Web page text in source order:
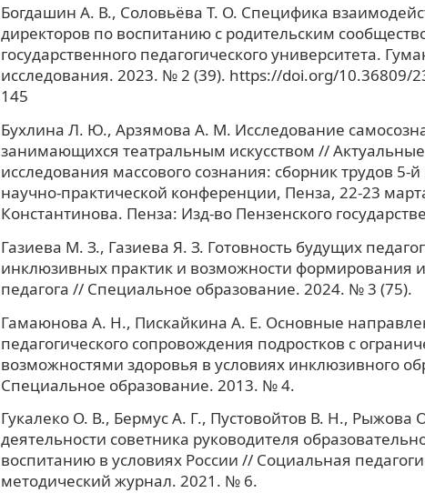
Богдашин А. В., Соловьёва Т. О. Специфика
директоров по воспитанию с родительским
государственного педагогического университета.
исследования. 2023. № 2 (39). https://doi.org/10.36809/
145
Бухлина Л. Ю., Арзямова А. М. Исследование
занимающихся театральным искусством //
исследования массового сознания: сборник трудов
научно-практической конференции, Пенза, 22-23
Константинова. Пенза: Изд-во Пензенского
Газиева М. З., Газиева Я. З. Готовность будущих
инклюзивных практик и возможности формирования
педагога // Специальное образование. 2024. № 3 (75).
Гамаюнова А. Н., Пискайкина А. Е. Основные
педагогического сопровождения подростков с
возможностями здоровья в условиях инклюзивного
Специальное образование. 2013. № 4.
Гукалеко О. В., Бермус А. Г., Пустовойтов В. Н., Рыжова
деятельности советника руководителя
воспитанию в условиях России // Социальная
методический журнал. 2021. № 6.